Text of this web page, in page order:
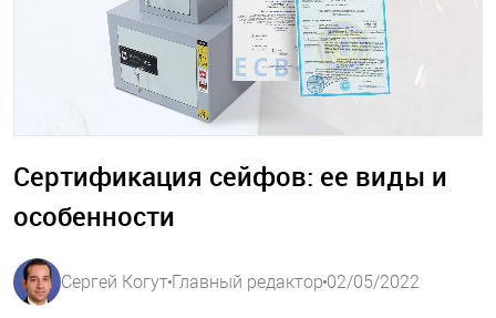
Сертификация сейфов: ее виды и
особенности
Сергей Когут Главный редактор 02/05/2022